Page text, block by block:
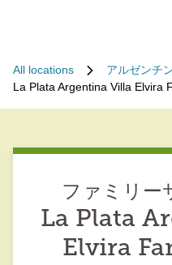
All locations アルゼンチ
La Plata Argentina Villa Elvira
ファミリー
La Plata
Elvira